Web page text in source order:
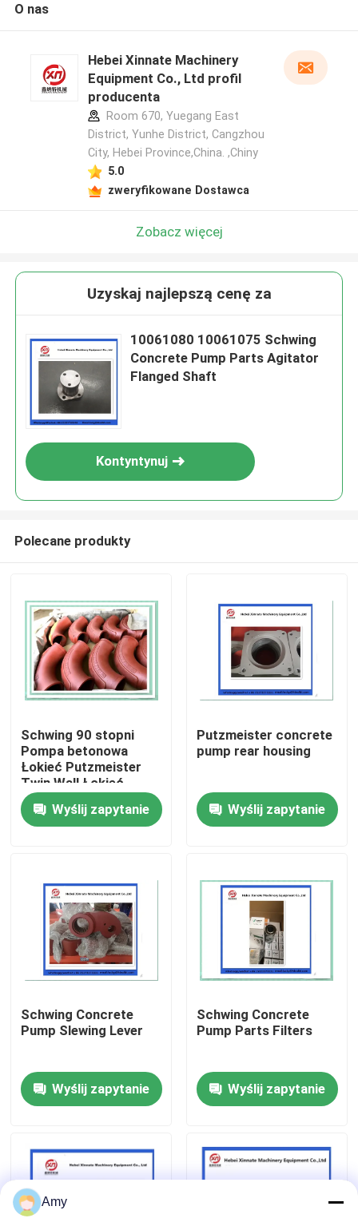
Dom
Produkty
O nas
Wycieczka po fabryce
Kontrola jakości
CZĘŚCI DO POMP DO BETONU PUTZMEISTER
Części pomp betonowych Schwing
O nas
Hebei Xinnate Machinery
Equipment Co., Ltd profil
producenta
Room 670, Yuegang East
District, Yunhe District, Cangzhou
City, Hebei Province,China. ,Chiny
5.0
zweryfikowane Dostawca
Zobacz więcej
Uzyskaj najlepszą cenę za
10061080 10061075 Schwing
Concrete Pump Parts Agitator
Flanged Shaft
Kontyntynuj
Polecane produkty
Schwing 90 stopni
Pompa betonowa
Łokieć Putzmeister
Twin Wall Łokieć
10010479
Wyślij zapytanie
Putzmeister concrete
pump rear housing
Wyślij zapytanie
Schwing Concrete
Pump Slewing Lever
Wyślij zapytanie
Schwing Concrete
Pump Parts Filters
Wyślij zapytanie
Amy